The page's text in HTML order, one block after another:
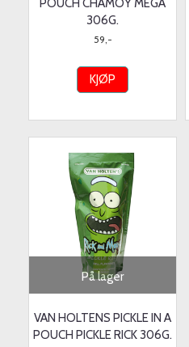
POUCH CHAMOY MEGA
306G.
59,-
KJØP
På lager
VAN HOLTENS PICKLE IN A
POUCH PICKLE RICK 306G.